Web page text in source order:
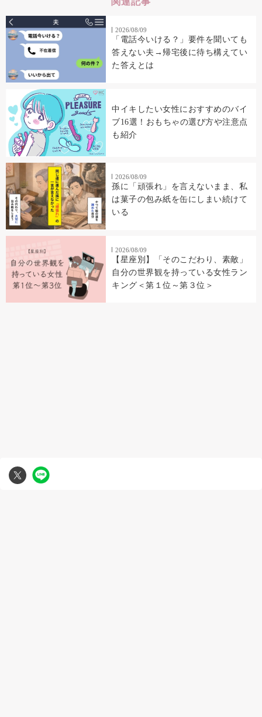
2026/08/09
「電話今いける？」要件を聞いても
答えない夫→帰宅後に待ち構えてい
た答えとは
中イキしたい女性におすすめのバイ
ブ16選！おもちゃの選び方や注意点
も紹介
2026/08/09
孫に「頑張れ」を言えないまま、私
は菓子の包み紙を缶にしまい続けて
いる
2026/08/09
【星座別】「そのこだわり、素敵」
自分の世界観を持っている女性ラン
キング＜第１位～第３位＞